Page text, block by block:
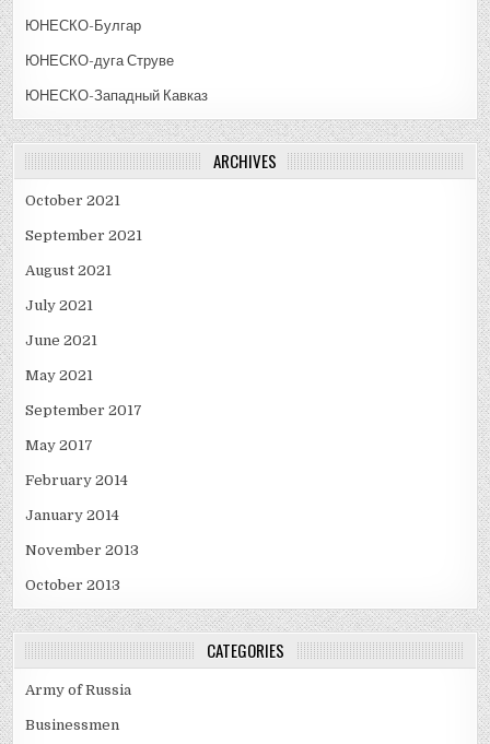
ЮНЕСКО-Булгар
ЮНЕСКО-дуга Струве
ЮНЕСКО-Западный Кавказ
ARCHIVES
October 2021
September 2021
August 2021
July 2021
June 2021
May 2021
September 2017
May 2017
February 2014
January 2014
November 2013
October 2013
CATEGORIES
Army of Russia
Businessmen